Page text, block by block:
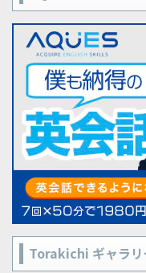
Torakichi ギャラリ